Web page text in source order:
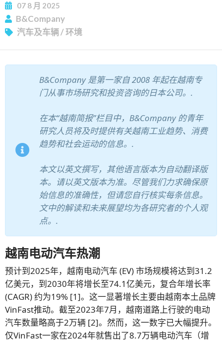
07 8 月 2025
B&Company
汽车及车辆/环境
B&Company 是第一家自 2008 年起在越南专
门从事市场研究和投资咨询的日本公司。.
在本“越南简报”栏目中，B&Company 的青年
研究人员将及时提供有关越南工业趋势、消费
趋势和社会运动的信息。.
本文以英文撰写，其他语言版本为自动翻译版
本。请以英文版本为准。尽管我们力求确保原
始信息的准确性，但请您自行核实每条信息。
文中的解读和未来展望均为各研究者的个人观
点。.
越南电动汽车热潮
预计到2025年，越南电动汽车 (EV) 市场规模将达到31.2
亿美元，到2030年将增长至74.1亿美元，复合年增长率
(CAGR) 约为19% [1]。这一显著增长主要由越南本土品牌
VinFast推动。截至2023年7月，越南道路上行驶的电动
汽车数量略高于2万辆 [2]。然而，这一数字已大幅提升。
仅VinFast一家在2024年就售出了8.7万辆电动汽车（增